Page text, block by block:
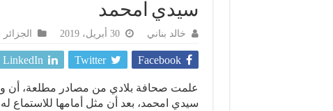
سيدي امحمد
خالد بناني 30 أبريل، 2019 الجزائر
Facebook
Twitter
LinkedIn
علمت صحافة بلادي من مصادر مطلعة، أن
سيدي امحمد، بعد أن مثل أمامها